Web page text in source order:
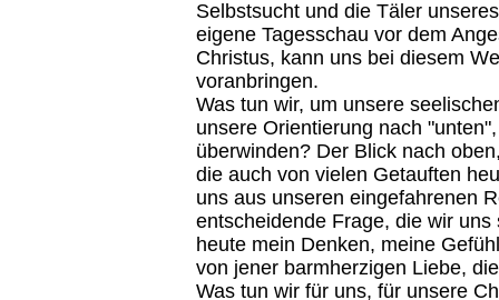
Selbstsucht und die Täler
eigene Tagesschau vor dem
Christus, kann uns bei diesem
voranbringen.
Was tun wir, um unsere
unsere Orientierung nach
überwinden? Der Blick nach
die auch von vielen Getauften
uns aus unseren eingefahrenen
entscheidende Frage, die wir
heute mein Denken, meine
von jener barmherzigen Liebe,
Was tun wir für uns, für unsere